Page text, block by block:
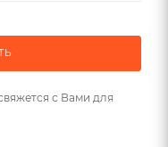
с Вами для